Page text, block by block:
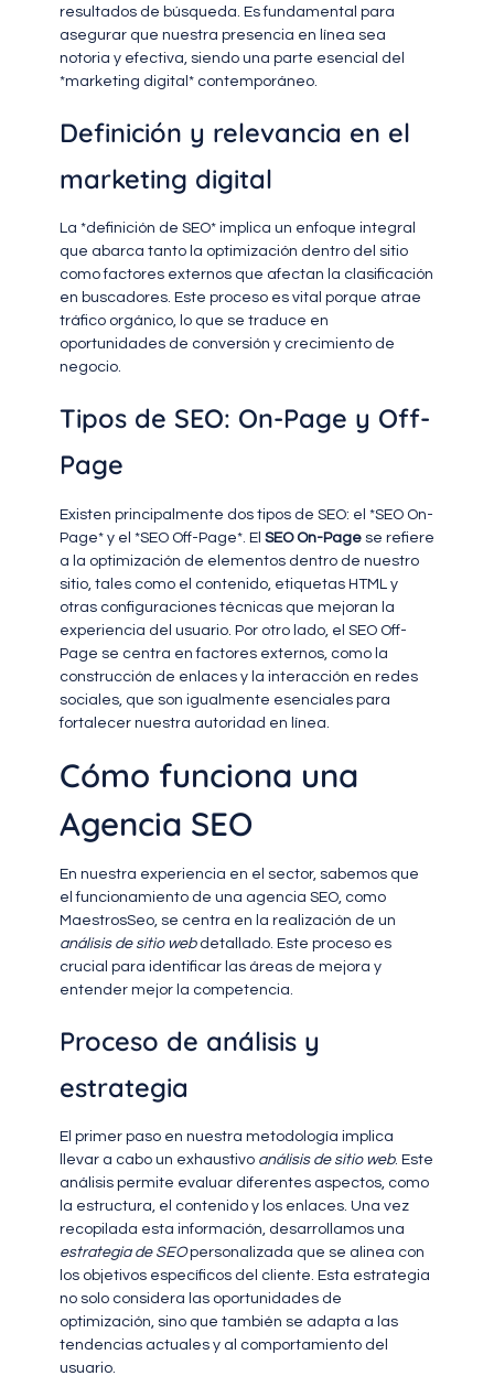
resultados de búsqueda. Es fundamental para
asegurar que nuestra presencia en línea sea
notoria y efectiva, siendo una parte esencial del
*marketing digital* contemporáneo.
Definición y relevancia en el
marketing digital
La *definición de SEO* implica un enfoque integral
que abarca tanto la optimización dentro del sitio
como factores externos que afectan la clasificación
en buscadores. Este proceso es vital porque atrae
tráfico orgánico, lo que se traduce en
oportunidades de conversión y crecimiento de
negocio.
Tipos de SEO: On-Page y Off-
Page
Existen principalmente dos tipos de SEO: el *SEO On-
Page* y el *SEO Off-Page*. El SEO On-Pagese refiere
a la optimización de elementos dentro de nuestro
sitio, tales como el contenido, etiquetas HTML y
otras configuraciones técnicas que mejoran la
experiencia del usuario. Por otro lado, el SEO Off-
Page se centra en factores externos, como la
construcción de enlaces y la interacción en redes
sociales, que son igualmente esenciales para
fortalecer nuestra autoridad en línea.
Cómo funciona una
Agencia SEO
En nuestra experiencia en el sector, sabemos que
el funcionamiento de una agencia SEO, como
MaestrosSeo, se centra en la realización de un
análisis de sitio webdetallado. Este proceso es
crucial para identificar las áreas de mejora y
entender mejor la competencia.
Proceso de análisis y
estrategia
El primer paso en nuestra metodología implica
llevar a cabo un exhaustivo análisis de sitio web. Este
análisis permite evaluar diferentes aspectos, como
la estructura, el contenido y los enlaces. Una vez
recopilada esta información, desarrollamos una
estrategia de SEOpersonalizada que se alinea con
los objetivos específicos del cliente. Esta estrategia
no solo considera las oportunidades de
optimización, sino que también se adapta a las
tendencias actuales y al comportamiento del
usuario.